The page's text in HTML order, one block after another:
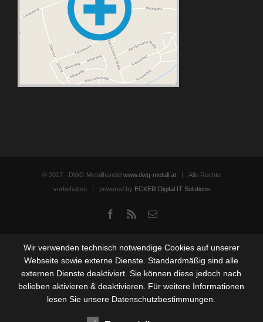
© 2017 - DWG Metallhandel www.dwg-metall.at | Alle Rechte
vorbehalten | powered by ECKER.Digital IT Solutions
Facebook
Rss Email
Wir verwenden technisch notwendige Cookies auf unserer
Webseite sowie externe Dienste. Standardmäßig sind alle
externen Dienste deaktiviert. Sie können diese jedoch nach
belieben aktivieren & deaktivieren. Für weitere Informationen
lesen Sie unsere Datenschutzbestimmungen.